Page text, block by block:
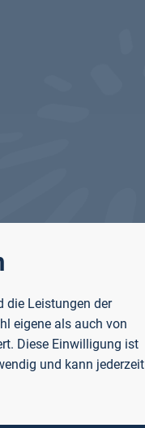
die Leistungen der
eigene als auch von
Diese Einwilligung ist
und kann jederzeit